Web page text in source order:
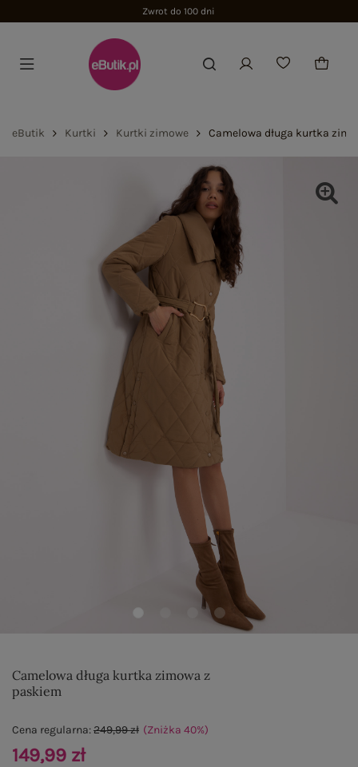
Zwrot do 100 dni
eButik Kurtki Kurtki zimowe Camelowa długa kurtka
Camelowa długa kurtka zimowa z
paskiem
Cena regularna:249,99 zł (Zniżka 40%)
149,99 zł